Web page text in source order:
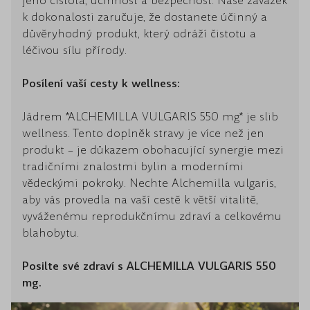
k dokonalosti zaručuje, že dostanete účinný a
důvěryhodný produkt, který odráží čistotu a
léčivou sílu přírody.
Posílení vaší cesty k wellness:
Jádrem *ALCHEMILLA VULGARIS 550 mg* je slib
wellness. Tento doplněk stravy je více než jen
produkt – je důkazem obohacující synergie mezi
tradičními znalostmi bylin a moderními
vědeckými pokroky. Nechte Alchemilla vulgaris,
aby vás provedla na vaší cestě k větší vitalitě,
vyváženému reprodukčnímu zdraví a celkovému
blahobytu.
Posilte své zdraví s ALCHEMILLA VULGARIS 550
mg.